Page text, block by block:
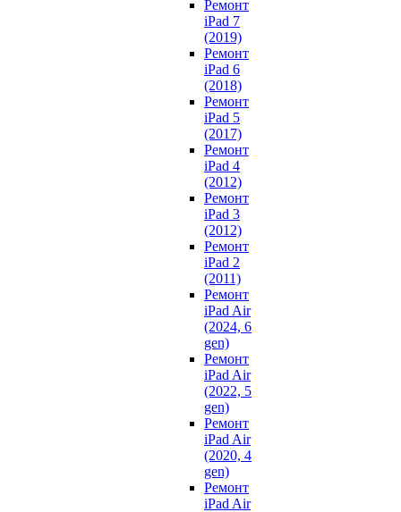
Ремонт
iPad 7
(2019)
Ремонт
iPad 6
(2018)
Ремонт
iPad 5
(2017)
Ремонт
iPad 4
(2012)
Ремонт
iPad 3
(2012)
Ремонт
iPad 2
(2011)
Ремонт
iPad Air
(2024, 6
gen)
Ремонт
iPad Air
(2022, 5
gen)
Ремонт
iPad Air
(2020, 4
gen)
Ремонт
iPad Air